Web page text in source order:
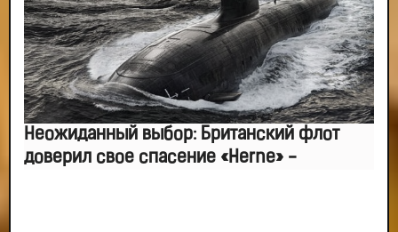
Неожиданный выбор: Британский флот
доверил свое спасение «Herne» -